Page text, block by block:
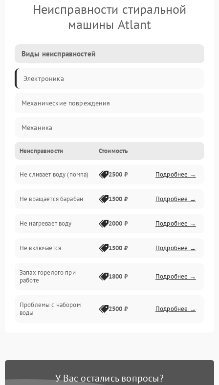
Неисправности стиральной
машины Atlant
Виды неисправностей
Электроника
Механические повреждения
Механика
Электропитание
Водоснабжение
Слив
Программное обеспечение
Неисправности Стоимость
Не сливает воду (помпа) 2500 ₽ Подробнее →
Не вращается барабан 1500 ₽ Подробнее →
Не нагревает воду 2000 ₽ Подробнее →
Не включается 1500 ₽ Подробнее →
Запах горелого при
работе
1800 ₽ Подробнее →
Проблемы с набором
воды
2500 ₽ Подробнее →
Замена платы управления 2200 ₽ Подробнее →
У Вас остались вопросы?